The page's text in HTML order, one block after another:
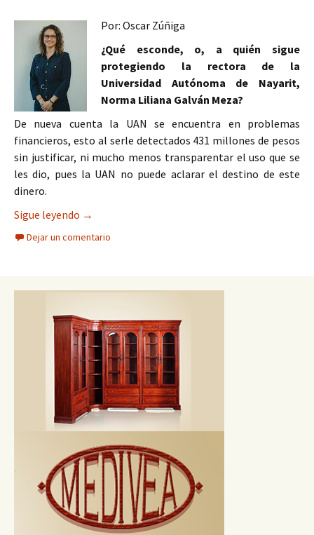
Por: Oscar Zúñiga
¿Qué esconde, o, a quién sigue
protegiendo la rectora de la
Universidad Autónoma de Nayarit,
Norma Liliana Galván Meza?
De nueva cuenta la UAN se encuentra en problemas
financieros, esto al serle detectados 431 millones de pesos
sin justificar, ni mucho menos transparentar el uso que se
les dio, pues la UAN no puede aclarar el destino de este
dinero.
Sigue leyendo NUEVO DESFALCO DE LA UAN, AHORA POR 431
→
Dejar un comentario